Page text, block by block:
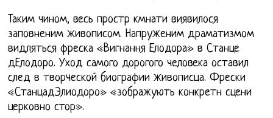
Таким чином, весь простр кмнати виявилося
заповненим живописом. Напруженим драматизмом
видляться фреска «Вигнання Елодора» в Станце
дЕлодоро. Уход самого дорогого человека оставил
след в творческой биографии живописца. Фрески
«СтанцадЭлиодоро» «зображують конкретн сцени
церковно стор».